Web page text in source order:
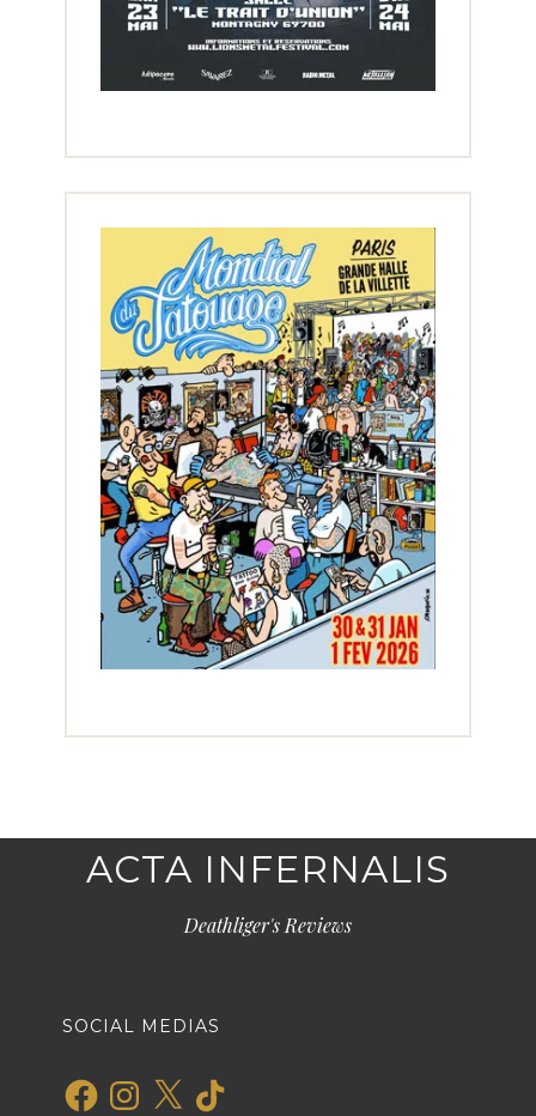
ACTA INFERNALIS
Deathliger's Reviews
SOCIAL MEDIAS
FacebookInstagram
X TikTok